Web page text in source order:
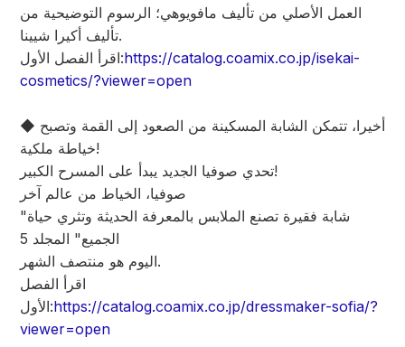
العمل الأصلي من تأليف مافويوهي؛ الرسوم التوضيحية من
تأليف أكيرا شيينا.
اقرأ الفصل الأول:https://catalog.coamix.co.jp/isekai-
cosmetics/?viewer=open
◆ أخيرا، تتمكن الشابة المسكينة من الصعود إلى القمة وتصبح
خياطة ملكية!
تحدي صوفيا الجديد يبدأ على المسرح الكبير!
صوفيا، الخياط من عالم آخر
"شابة فقيرة تصنع الملابس بالمعرفة الحديثة وتثري حياة
الجميع" المجلد 5
اليوم هو منتصف الشهر.
اقرأ الفصل
الأول:https://catalog.coamix.co.jp/dressmaker-sofia/?
viewer=open